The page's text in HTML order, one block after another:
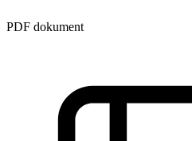
PDF dokument